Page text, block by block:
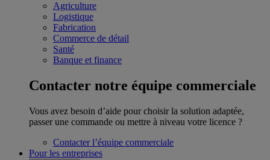
Agriculture
Logistique
Fabrication
Commerce de détail
Santé
Banque et finance
Contacter notre équipe commerciale
Vous avez besoin d’aide pour choisir la solution adaptée,
passer une commande ou mettre à niveau votre licence ?
Contacter l’équipe commerciale
Pour les entreprises